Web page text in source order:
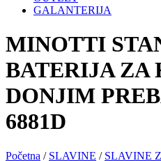
GALANTERIJA
MINOTTI
BATERIJA ZA
DONJIM
6881D
Početna / SLAVINE / SLAVINE